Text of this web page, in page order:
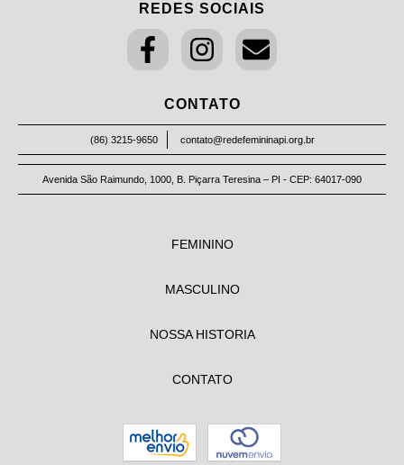
REDES SOCIAIS
CONTATO
(86) 3215-9650 contato@redefemininapi.org.br
Avenida São Raimundo, 1000, B. Piçarra Teresina – PI - CEP: 64017-090
FEMININO
MASCULINO
NOSSA HISTORIA
CONTATO